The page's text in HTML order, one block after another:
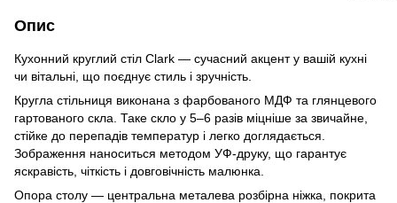
Опис
Кухонний круглий стіл Clark — сучасний акцент у вашій кухні
чи вітальні, що поєднує стиль і зручність.
Кругла стільниця виконана з фарбованого МДФ та глянцевого
гартованого скла. Таке скло у 5–6 разів міцніше за звичайне,
стійке до перепадів температур і легко доглядається.
Зображення наноситься методом УФ-друку, що гарантує
яскравість, чіткість і довговічність малюнка.
Опора столу — центральна металева розбірна ніжка, покрита